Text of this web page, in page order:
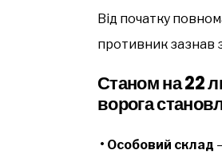
Від початку
противник зазнав
Станом на 22
ворога
• Особовий склад